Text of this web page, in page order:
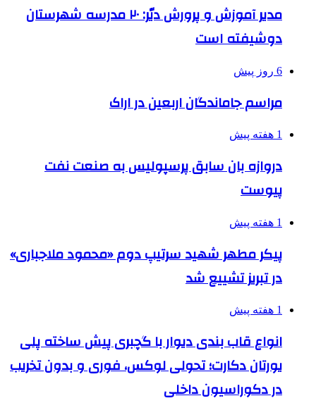
مدیر آموزش و پرورش دیّر: ۲۰ مدرسه شهرستان
دوشیفته است
6 روز پیش
مراسم جاماندگان اربعین در اراک
1 هفته پیش
دروازه بان سابق پرسپولیس به صنعت نفت
پیوست
1 هفته پیش
پیکر مطهر شهید سرتیپ دوم «محمود ملاجباری»
در تبریز تشییع شد
1 هفته پیش
انواع قاب بندی دیوار با گچبری پیش ساخته پلی
یورتان دکارت؛ تحولی لوکس، فوری و بدون تخریب
در دکوراسیون داخلی